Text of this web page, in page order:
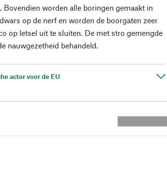
Bovendien worden alle boringen gemaakt in
op de nerf en worden de boorgaten zeer
op letsel uit te sluiten. De met stro gemengde
nauwgezetheid behandeld.
actor voor de EU